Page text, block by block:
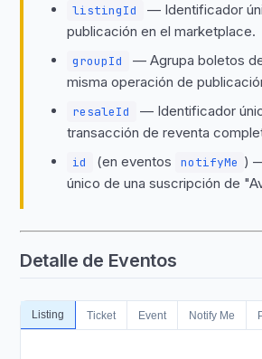
listingId
— Identificador
publicación en el marketplace.
groupId
— Agrupa boletos
misma operación de
resaleId
— Identificador
transacción de reventa
id (en eventos notifyMe )
único de una suscripción de
Detalle de Eventos
Listing Ticket Event Notify Me